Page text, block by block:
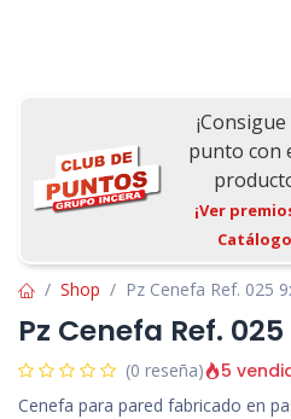
¡Consigue
punto con
¡Ver
Shop Pz Cenefa Ref. 025
Pz Cenefa Ref.
(0 reseña) 5
Cenefa para pared fabricado en